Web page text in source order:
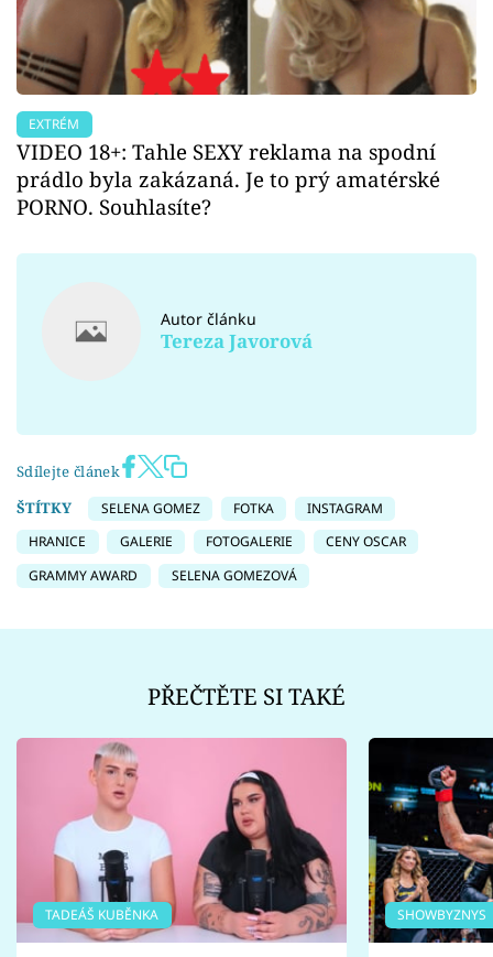
EXTRÉM
VIDEO 18+: Tahle SEXY reklama na spodní
prádlo byla zakázaná. Je to prý amatérské
PORNO. Souhlasíte?
Autor článku
Tereza Javorová
Sdílejte článek
ŠTÍTKY
SELENA GOMEZ FOTKA
INSTAGRAM
HRANICE
GALERIE FOTOGALERIE
CENY OSCAR
GRAMMY AWARD
SELENA GOMEZOVÁ
PŘEČTĚTE SI TAKÉ
TADEÁŠ KUBĚNKA SHOWBYZNYS